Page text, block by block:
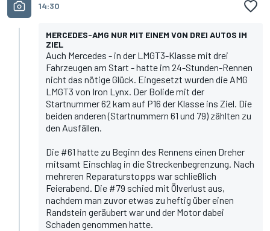
14:30
MERCEDES-AMG NUR MIT EINEM VON DREI AUTOS IM
ZIEL
Auch Mercedes - in der LMGT3-Klasse mit drei
Fahrzeugen am Start - hatte im 24-Stunden-Rennen
nicht das nötige Glück. Eingesetzt wurden die AMG
LMGT3 von Iron Lynx. Der Bolide mit der
Startnummer 62 kam auf P16 der Klasse ins Ziel. Die
beiden anderen (Startnummern 61 und 79) zählten zu
den Ausfällen.
Die #61 hatte zu Beginn des Rennens einen Dreher
mitsamt Einschlag in die Streckenbegrenzung. Nach
mehreren Reparaturstopps war schließlich
Feierabend. Die #79 schied mit Ölverlust aus,
nachdem man zuvor etwas zu heftig über einen
Randstein geräubert war und der Motor dabei
Schaden genommen hatte.